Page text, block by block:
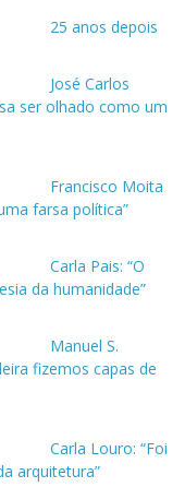
25 anos depois
José Carlos
ser olhado como um
Francisco Moita
farsa política”
Carla Pais: “O
da humanidade”
Manuel S.
fizemos capas de
Carla Louro: “Foi
arquitetura”